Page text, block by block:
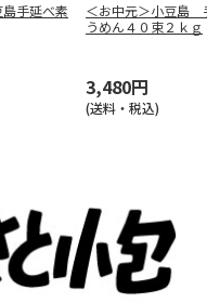
手延べ素
＜お中元＞小豆島
うめん４０束２ｋｇ
3,480円
(送料・税込)